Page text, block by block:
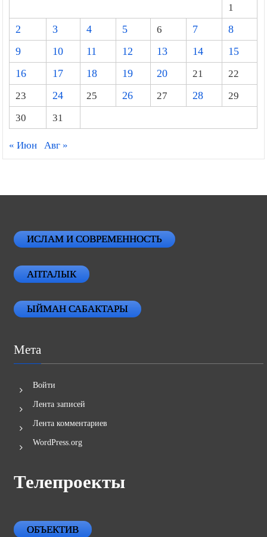
1
2
3 4 5 6 7
8
9
10 11 12 13 14
15
16
17 18 19 20 21
22
23
24 25 26 27 28
29
30
31
« Июн Авг »
ИСЛАМ И СОВРЕМЕННОСТЬ
АПТАЛЫК
ЫЙМАН САБАКТАРЫ
Мета
Войти
Лента записей
Лента комментариев
WordPress.org
Телепроекты
ОБЪЕКТИВ